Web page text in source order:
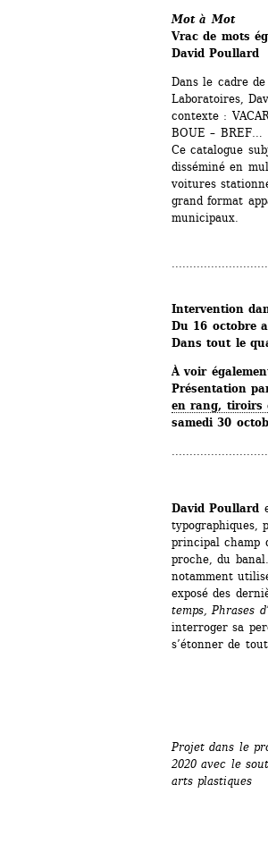
Mot à Mot
Vrac de mots
David Poullard
Dans le cadre
Laboratoires,
contexte :
BOUE – BREF…
Ce catalogue
disséminé en
voitures
grand format
municipaux.
Intervention
Du 16 octobre
Dans tout le
À voir
Présentation
en rang, tiroirs
samedi 30
David Poullard
typographiques,
principal champ
proche, du
notamment
exposé des
temps, Phrases
interroger sa
s’étonner de
Projet dans le
2020 avec le
arts plastiques